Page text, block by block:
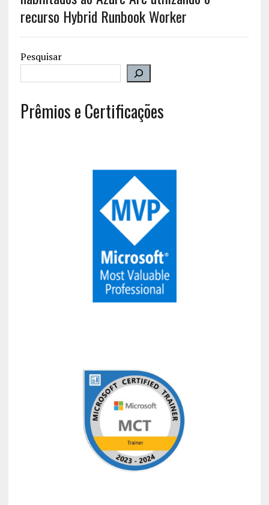
recurso Hybrid Runbook Worker
Pesquisar
Prêmios e Certificações